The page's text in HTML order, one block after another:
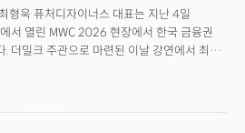
형욱 퓨처디자이너스 대표는 지난 4일
서 열린 MWC 2026 현장에서 한국 금융권
더밀크 주관으로 마련된 이날 강연에서 최
꺼냈다. "수십 년간 PC 시장을 주도했던